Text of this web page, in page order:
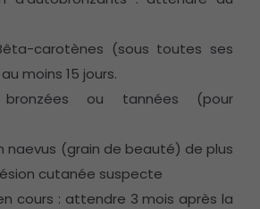
carotènes (sous toutes ses
moins 15 jours.
ou tannées (pour
naevus (grain de beauté) de plus
cutanée suspecte
cours : attendre 3 mois après la